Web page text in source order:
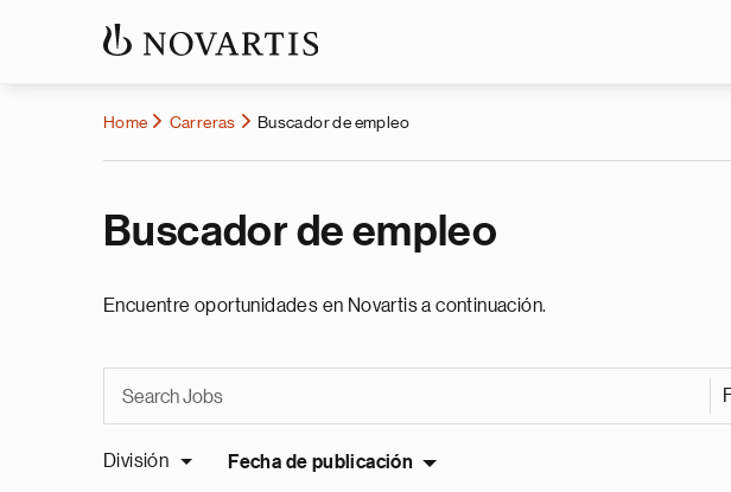
Home Carreras Buscador de empleo
Buscador de empleo
Encuentre oportunidades en Novartis a continuación.
División Fecha de publicación